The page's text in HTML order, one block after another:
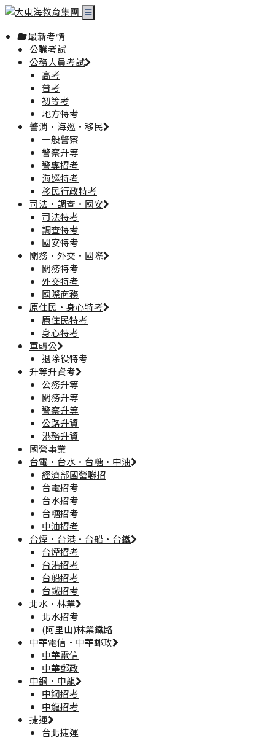
最新考情
公職考試
公務人員考試
高考
普考
初等考
地方特考
警消·海巡·移民
一般警察
警察升等
警專招考
海巡特考
移民行政特考
司法·調查·國安
司法特考
調查特考
國安特考
關務·外交·國際
關務特考
外交特考
國際商務
原住民·身心特考
原住民特考
身心特考
軍轉公
退除役特考
升等升資考
公務升等
關務升等
警察升等
公路升資
港務升資
國營事業
台電·台水·台糖·中油
經濟部國營聯招
台電招考
台水招考
台糖招考
中油招考
台煙·台港·台船·台鐵
台煙招考
台港招考
台船招考
台鐵招考
北水·林業
北水招考
(阿里山)林業鐵路
中華電信·中華郵政
中華電信
中華郵政
中鋼·中龍
中鋼招考
中龍招考
捷運
台北捷運